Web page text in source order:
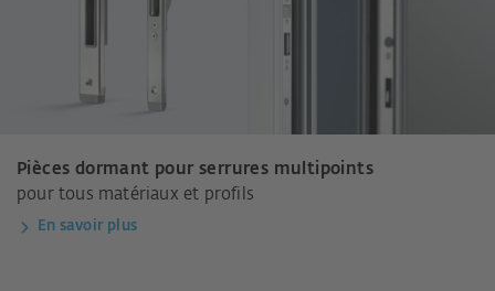
Pièces dormant pour serrures multipoints
pour tous matériaux et profils
En savoir plus